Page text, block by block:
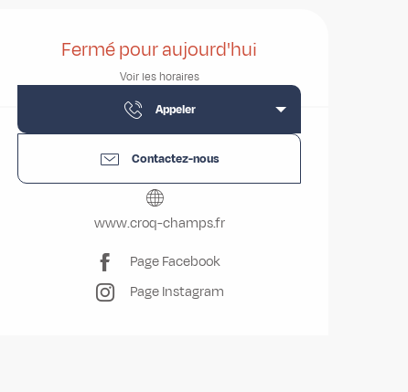
Ouverture et coordonnées
Fermé pour aujourd'hui
Voir les horaires
Appeler
Contactez-nous
www.croq-champs.fr
Page Facebook
Page Instagram